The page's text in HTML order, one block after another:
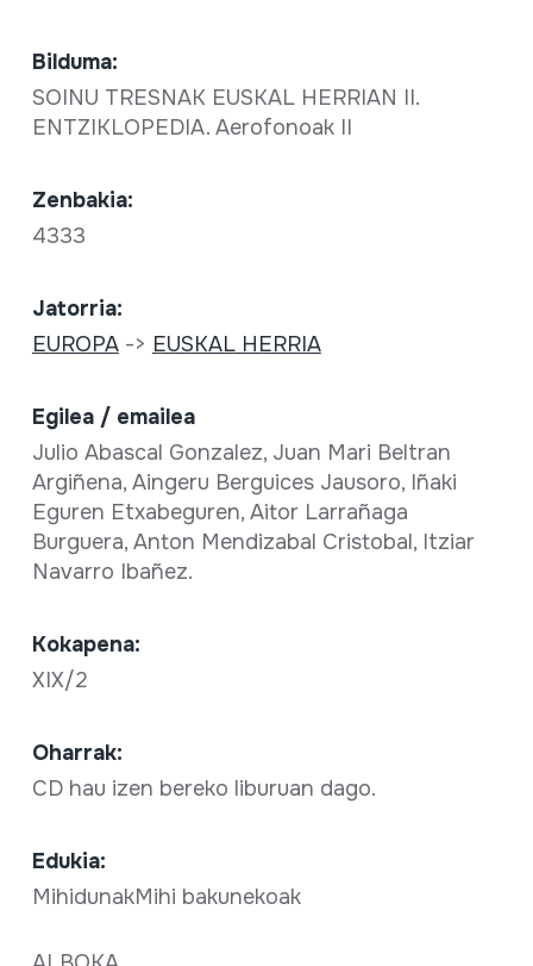
Bilduma:
SOINU TRESNAK EUSKAL HERRIAN II.
ENTZIKLOPEDIA. Aerofonoak II
Zenbakia:
4333
Jatorria:
EUROPA-> EUSKAL HERRIA
Egilea / emailea
Julio Abascal Gonzalez, Juan Mari Beltran
Argiñena, Aingeru Berguices Jausoro, Iñaki
Eguren Etxabeguren, Aitor Larrañaga
Burguera, Anton Mendizabal Cristobal, Itziar
Navarro Ibañez.
Kokapena:
XIX/2
Oharrak:
CD hau izen bereko liburuan dago.
Edukia:
MihidunakMihi bakunekoak